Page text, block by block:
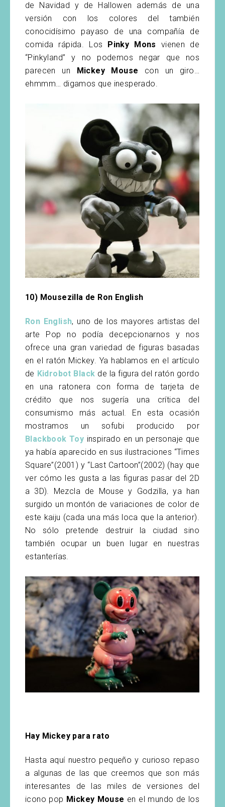
de Navidad y de Hallowen además de una
versión con los colores del también
conocidísimo payaso de una compañía de
comida rápida. Los Pinky Mons vienen de
“Pinkyland” y no podemos negar que nos
parecen un Mickey Mouse con un giro…
ehmmm… digamos que inesperado.
10) Mousezilla de Ron English
Ron English, uno de los mayores artistas del
arte Pop no podía decepcionarnos y nos
ofrece una gran variedad de figuras basadas
en el ratón Mickey. Ya hablamos en el artículo
de Kidrobot Black de la figura del ratón gordo
en una ratonera con forma de tarjeta de
crédito que nos sugería una crítica del
consumismo más actual. En esta ocasión
mostramos un sofubi producido por
Blackbook Toy inspirado en un personaje que
ya había aparecido en sus ilustraciones “Times
Square”(2001) y “Last Cartoon”(2002) (hay que
ver cómo les gusta a las figuras pasar del 2D
a 3D). Mezcla de Mouse y Godzilla, ya han
surgido un montón de variaciones de color de
este kaiju (cada una más loca que la anterior).
No sólo pretende destruir la ciudad sino
también ocupar un buen lugar en nuestras
estanterías.
Hay Mickey para rato
Hasta aquí nuestro pequeño y curioso repaso
a algunas de las que creemos que son más
interesantes de las miles de versiones del
icono pop Mickey Mouse en el mundo de los